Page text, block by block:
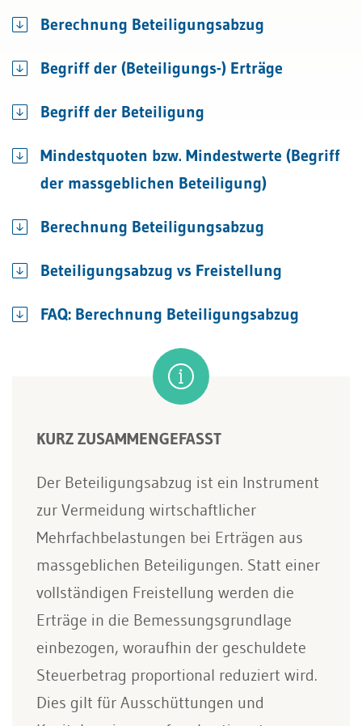
Berechnung Beteiligungsabzug
Begriff der (Beteiligungs-) Erträge
Begriff der Beteiligung
Mindestquoten bzw. Mindestwerte (Begriff
der massgeblichen Beteiligung)
Berechnung Beteiligungsabzug
Beteiligungsabzug vs Freistellung
FAQ: Berechnung Beteiligungsabzug
KURZ ZUSAMMENGEFASST
Der Beteiligungsabzug ist ein Instrument
zur Vermeidung wirtschaftlicher
Mehrfachbelastungen bei Erträgen aus
massgeblichen Beteiligungen. Statt einer
vollständigen Freistellung werden die
Erträge in die Bemessungsgrundlage
einbezogen, woraufhin der geschuldete
Steuerbetrag proportional reduziert wird.
Dies gilt für Ausschüttungen und